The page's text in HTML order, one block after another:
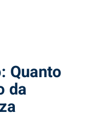
Quanto
da